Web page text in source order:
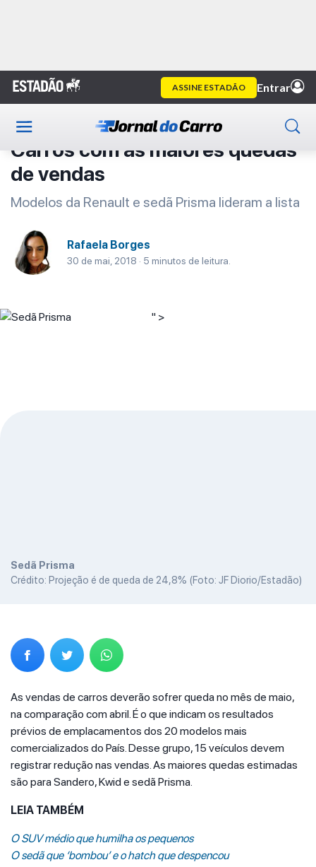
Primeira Classe
Carros com as maiores quedas
de vendas
Modelos da Renault e sedã Prisma lideram a lista
Rafaela Borges
30 de mai, 2018 · 5 minutos de leitura.
" >
Sedã Prisma
Crédito: Projeção é de queda de 24,8% (Foto: JF Diorio/Estadão)
As vendas de carros deverão sofrer queda no mês de maio,
na comparação com abril. É o que indicam os resultados
prévios de emplacamentos dos 20 modelos mais
comercializados do País. Desse grupo, 15 veículos devem
registrar redução nas vendas. As maiores quedas estimadas
são para Sandero, Kwid e sedã Prisma.
LEIA TAMBÉM
O SUV médio que humilha os pequenos
O sedã que ‘bombou’ e o hatch que despencou